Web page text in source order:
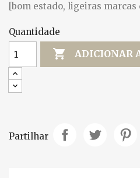
[bom estado, ligeiras marcas
Quantidade
 ADICIONAR
Partilhar